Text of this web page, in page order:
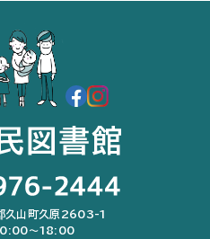
久山町久原2603-1
10:00〜18:00